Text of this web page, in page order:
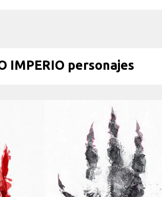
IMPERIO personajes